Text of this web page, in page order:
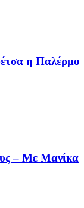
η Παλέρμο
– Με Μανίκα